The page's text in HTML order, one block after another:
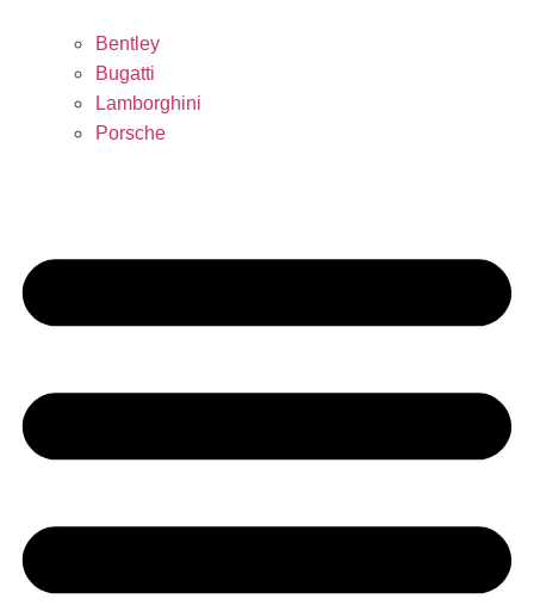
Bentley
Bugatti
Lamborghini
Porsche